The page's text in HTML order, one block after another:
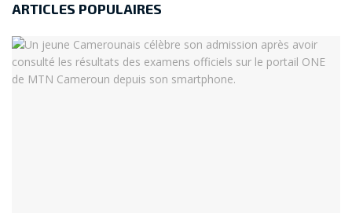
ARTICLES POPULAIRES